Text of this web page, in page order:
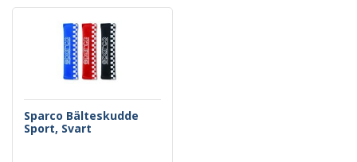
Sparco Bälteskudde
Sport, Svart